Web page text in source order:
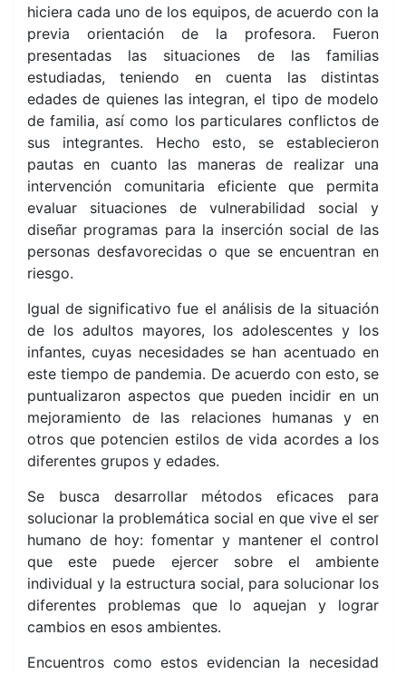
hiciera cada uno de los equipos, de acuerdo con la
previa orientación de la profesora. Fueron
presentadas las situaciones de las familias
estudiadas, teniendo en cuenta las distintas
edades de quienes las integran, el tipo de modelo
de familia, así como los particulares conflictos de
sus integrantes. Hecho esto, se establecieron
pautas en cuanto las maneras de realizar una
intervención comunitaria eficiente que permita
evaluar situaciones de vulnerabilidad social y
diseñar programas para la inserción social de las
personas desfavorecidas o que se encuentran en
riesgo.
Igual de significativo fue el análisis de la situación
de los adultos mayores, los adolescentes y los
infantes, cuyas necesidades se han acentuado en
este tiempo de pandemia. De acuerdo con esto, se
puntualizaron aspectos que pueden incidir en un
mejoramiento de las relaciones humanas y en
otros que potencien estilos de vida acordes a los
diferentes grupos y edades.
Se busca desarrollar métodos eficaces para
solucionar la problemática social en que vive el ser
humano de hoy: fomentar y mantener el control
que este puede ejercer sobre el ambiente
individual y la estructura social, para solucionar los
diferentes problemas que lo aquejan y lograr
cambios en esos ambientes.
Encuentros como estos evidencian la necesidad